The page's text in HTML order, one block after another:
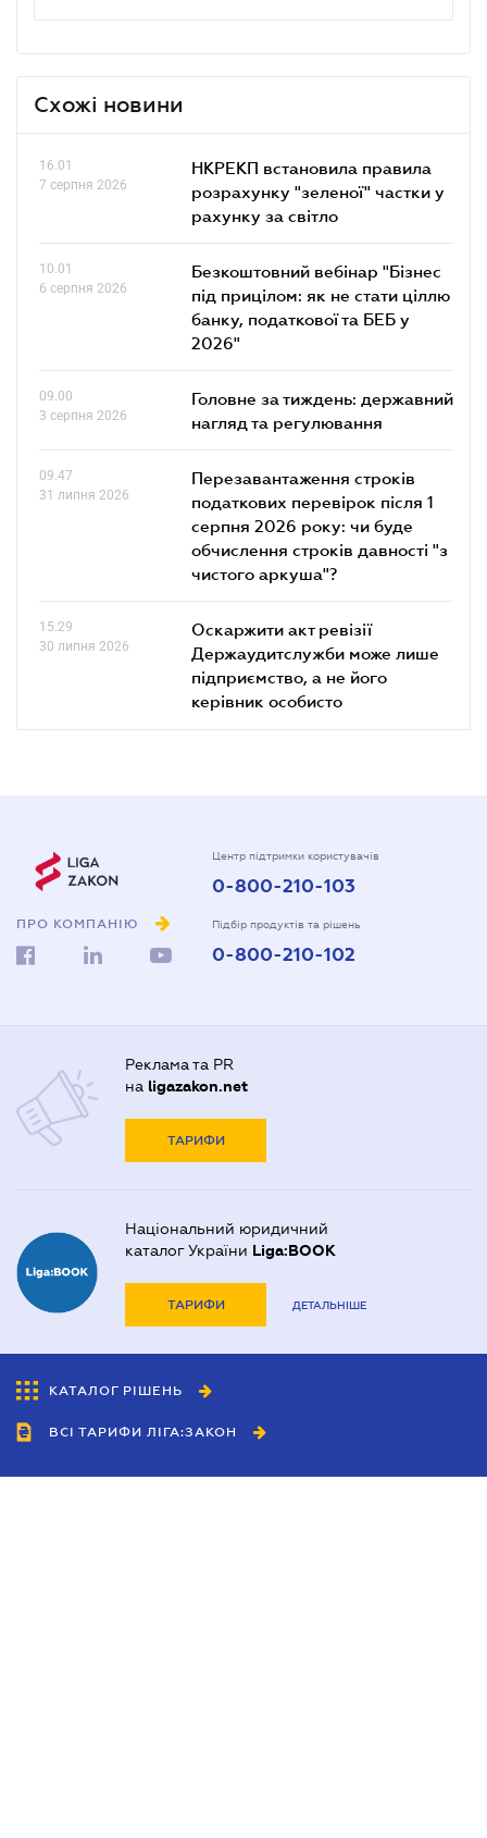
Схожі новини
16.01
7 серпня 2026
НКРЕКП встановила правила
розрахунку "зеленої" частки у
рахунку за світло
10.01
6 серпня 2026
Безкоштовний вебінар "Бізнес
під прицілом: як не стати ціллю
банку, податкової та БЕБ у
2026"
09.00
3 серпня 2026
Головне за тиждень: державний
нагляд та регулювання
09.47
31 липня 2026
Перезавантаження строків
податкових перевірок після 1
серпня 2026 року: чи буде
обчислення строків давності "з
чистого аркуша"?
15.29
30 липня 2026
Оскаржити акт ревізії
Держаудитслужби може лише
підприємство, а не його
керівник особисто
ПРО КОМПАНІЮ
Центр підтримки користувачів
0-800-210-103
Підбір продуктів та рішень
0-800-210-102
Реклама та PR
на ligazakon.net
ТАРИФИ
Національний юридичний
каталог України Liga:BOOK
ТАРИФИ ДЕТАЛЬНІШЕ
КАТАЛОГ РІШЕНЬ
ВСІ ТАРИФИ ЛІГА:ЗАКОН